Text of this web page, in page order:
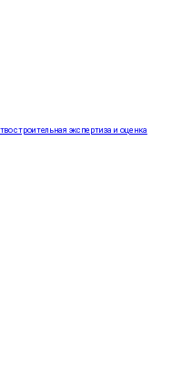
строительная экспертиза и оценка